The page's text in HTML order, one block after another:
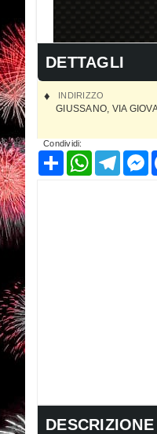
DETTAGLI
INDIRIZZO
GIUSSANO VIA
Condividi:
CondividiWhatsApp
DESCRIZIONE